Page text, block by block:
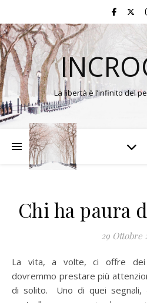
La libertà è l’infinito del
Chi ha paura
29 Ottobre
La vita, a volte, ci offre dei piccoli segnali, ai quali
dovremmo prestare più
di solito. Uno di quei